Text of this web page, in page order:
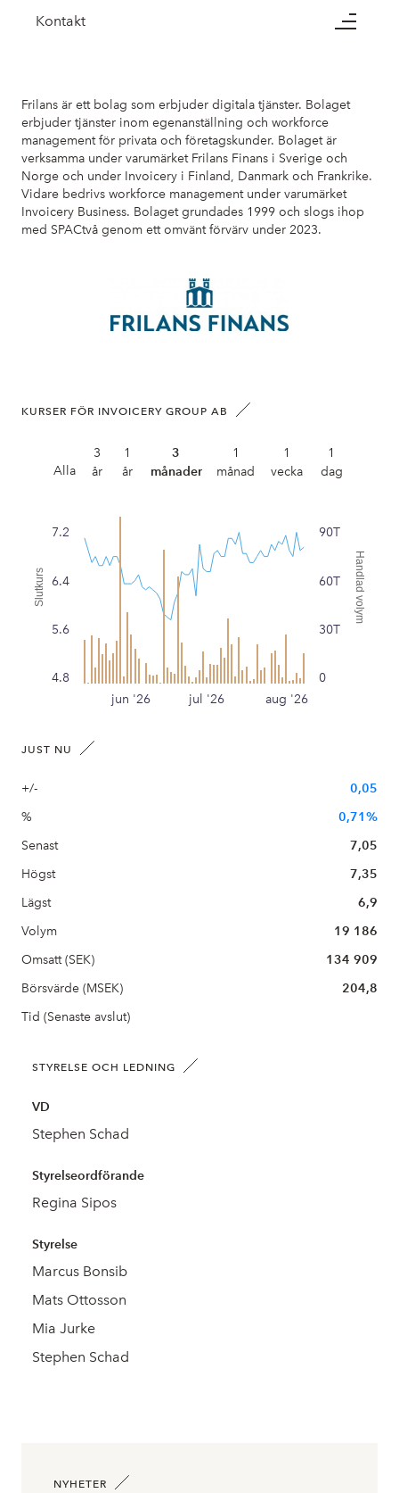
Kontakt
Frilans är ett bolag som erbjuder digitala tjänster. Bolaget
erbjuder tjänster inom egenanställning och workforce
management för privata och företagskunder. Bolaget är
verksamma under varumärket Frilans Finans i Sverige och
Norge och under Invoicery i Finland, Danmark och Frankrike.
Vidare bedrivs workforce management under varumärket
Invoicery Business. Bolaget grundades 1999 och slogs ihop
med SPACtvå genom ett omvänt förvärv under 2023.
KURSER FÖR INVOICERY GROUP AB
Alla
3
år
1
år
3
månader
1
månad
1
vecka
1
dag
Slutkurs Handlad volym
jun '26 jul '26 aug '26
4.8
5.6
6.4
7.2
0
30T
60T
90T
JUST NU
+/-
0,05
%
0,71%
Senast
7,05
Högst
7,35
Lägst
6,9
Volym
19 186
Omsatt (SEK)
134 909
Börsvärde (MSEK)
204,8
Tid (Senaste avslut)
STYRELSE OCH LEDNING
VD
Stephen Schad
Styrelseordförande
Regina Sipos
Styrelse
Marcus Bonsib
Mats Ottosson
Mia Jurke
Stephen Schad
NYHETER